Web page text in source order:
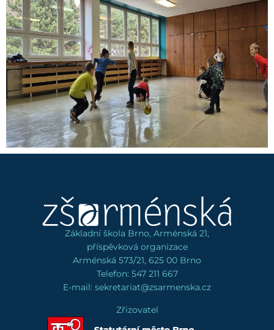
Základní škola Brno, Arménská 21,
příspěvková organizace
Arménská 573/21, 625 00 Brno
Telefon: 547 211 667
E-mail: sekretariat@zsarmenska.cz
Zřizovatel